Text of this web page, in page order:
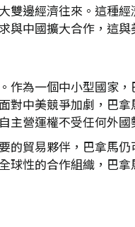
邊經濟往來。這種
中國擴大合作，這與
為一個中小型國家
中美競爭加劇，巴
主營運權不受任何外國
貿易夥伴，巴拿馬
性的合作組織，巴